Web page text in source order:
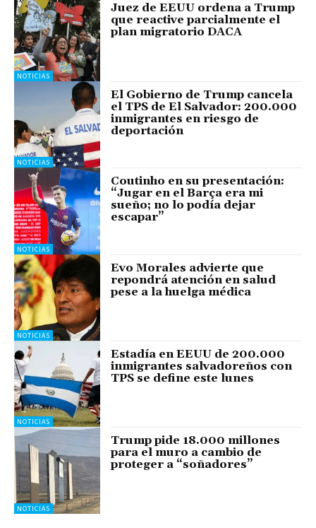
NOTICIAS
Juez de EEUU ordena a Trump
que reactive parcialmente el
plan migratorio DACA
NOTICIAS
El Gobierno de Trump cancela
el TPS de El Salvador: 200.000
inmigrantes en riesgo de
deportación
NOTICIAS
Coutinho en su presentación:
“Jugar en el Barça era mi
sueño; no lo podía dejar
escapar”
NOTICIAS
Evo Morales advierte que
repondrá atención en salud
pese a la huelga médica
NOTICIAS
Estadía en EEUU de 200.000
inmigrantes salvadoreños con
TPS se define este lunes
NOTICIAS
Trump pide 18.000 millones
para el muro a cambio de
proteger a “soñadores”